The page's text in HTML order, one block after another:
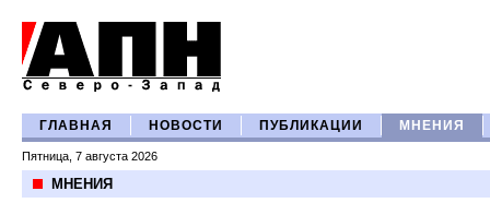
ГЛАВНАЯ НОВОСТИ ПУБЛИКАЦИИ МНЕНИЯ
Пятница, 7 августа 2026
МНЕНИЯ